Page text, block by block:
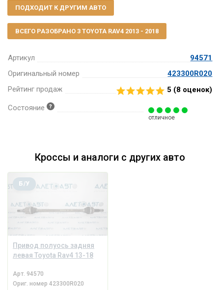
Артикул
94571
Оригинальный номер
423300R020
Рейтинг продаж
5 (8 оценок)
Состояние
отличное
ПОДХОДИТ К ДРУГИМ АВТО
ВСЕГО РАЗОБРАНО 3 TOYOTA RAV4 2013 - 2018
Кроссы и аналоги с других авто
Привод полуось задняя
левая Toyota Rav4 13-18
Б/У
Арт. 94570
Ориг. номер423300R020